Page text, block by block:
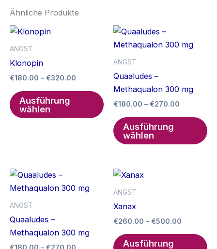
Ähnliche Produkte
ANGST
Klonopin
€180.00 – €320.00 Preisspanne:
€320.00
Ausführung
wählen
Dieses
Produkt
weist
mehrere
Varianten
Die
können
auf
der
Produktseite
ANGST
Quaaludes –
Methaqualon 300 mg
€180.00 – €270.00
€270.00
Ausführung
wählen
ANGST
Quaaludes –
Methaqualon 300 mg
Preisspanne:
ANGST
Xanax
€260.00 – €500.00
Ausführung